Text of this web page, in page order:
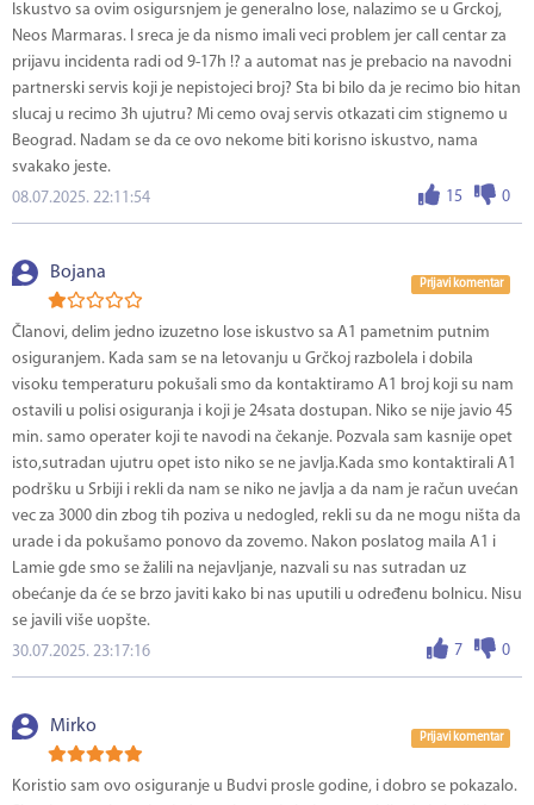
Iskustvo sa ovim osigursnjem je generalno lose, nalazimo se u Grckoj,
Neos Marmaras. I sreca je da nismo imali veci problem jer call centar za
prijavu incidenta radi od 9-17h !? a automat nas je prebacio na navodni
partnerski servis koji je nepistojeci broj? Sta bi bilo da je recimo bio hitan
slucaj u recimo 3h ujutru? Mi cemo ovaj servis otkazati cim stignemo u
Beograd. Nadam se da ce ovo nekome biti korisno iskustvo, nama
svakako jeste.
15
0
08.07.2025. 22:11:54
Bojana
Prijavi komentar
Članovi, delim jedno izuzetno lose iskustvo sa A1 pametnim putnim
osiguranjem. Kada sam se na letovanju u Grčkoj razbolela i dobila
visoku temperaturu pokušali smo da kontaktiramo A1 broj koji su nam
ostavili u polisi osiguranja i koji je 24sata dostupan. Niko se nije javio 45
min. samo operater koji te navodi na čekanje. Pozvala sam kasnije opet
isto,sutradan ujutru opet isto niko se ne javlja.Kada smo kontaktirali A1
podršku u Srbiji i rekli da nam se niko ne javlja a da nam je račun uvećan
vec za 3000 din zbog tih poziva u nedogled, rekli su da ne mogu ništa da
urade i da pokušamo ponovo da zovemo. Nakon poslatog maila A1 i
Lamie gde smo se žalili na nejavljanje, nazvali su nas sutradan uz
obećanje da će se brzo javiti kako bi nas uputili u određenu bolnicu. Nisu
se javili više uopšte.
7
0
30.07.2025. 23:17:16
Mirko
Prijavi komentar
Koristio sam ovo osiguranje u Budvi prosle godine, i dobro se pokazalo.